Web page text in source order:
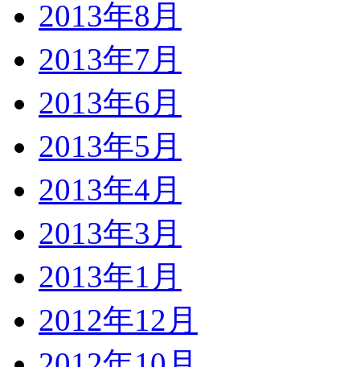
2013年8月
2013年7月
2013年6月
2013年5月
2013年4月
2013年3月
2013年1月
2012年12月